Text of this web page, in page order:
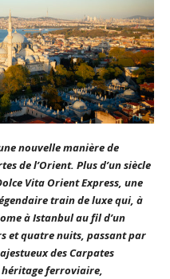
nouvelle manière de
de l’Orient. Plus d’un siècle
Vita Orient Express, une
train de luxe qui, à
à Istanbul au fil d’un
et quatre nuits, passant par
des Carpates
héritage ferroviaire,